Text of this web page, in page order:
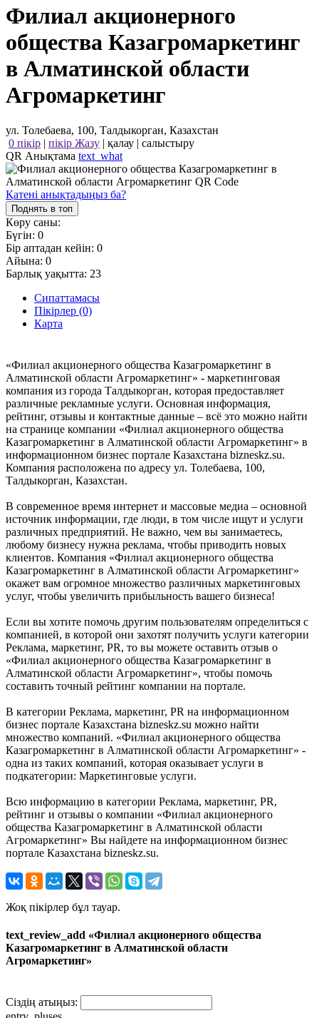
Филиал акционерного
общества Казагромаркетинг
в Алматинской области
Агромаркетинг
ул. Толебаева, 100, Талдыкорган, Казахстан
0 пікір | пікір Жазу | қалау | салыстыру
QR Анықтама text_what
Қатені анықтадыңыз ба?
Поднять в топ
Көру саны:
Бүгін: 0
Бір аптадан кейін: 0
Айына: 0
Барлық уақытта: 23
Сипаттамасы
Пікірлер (0)
Карта
«Филиал акционерного общества Казагромаркетинг в
Алматинской области Агромаркетинг» - маркетинговая
компания из города Талдыкорган, которая предоставляет
различные рекламные услуги. Основная информация,
рейтинг, отзывы и контактные данные – всё это можно найти
на странице компании «Филиал акционерного общества
Казагромаркетинг в Алматинской области Агромаркетинг» в
информационном бизнес портале Казахстана bizneskz.su.
Компания расположена по адресу ул. Толебаева, 100,
Талдыкорган, Казахстан.
В современное время интернет и массовые медиа – основной
источник информации, где люди, в том числе ищут и услуги
различных предприятий. Не важно, чем вы занимаетесь,
любому бизнесу нужна реклама, чтобы приводить новых
клиентов. Компания «Филиал акционерного общества
Казагромаркетинг в Алматинской области Агромаркетинг»
окажет вам огромное множество различных маркетинговых
услуг, чтобы увеличить прибыльность вашего бизнеса!
Если вы хотите помочь другим пользователям определиться с
компанией, в которой они захотят получить услуги категории
Реклама, маркетинг, PR, то вы можете оставить отзыв о
«Филиал акционерного общества Казагромаркетинг в
Алматинской области Агромаркетинг», чтобы помочь
составить точный рейтинг компании на портале.
В категории Реклама, маркетинг, PR на информационном
бизнес портале Казахстана bizneskz.su можно найти
множество компаний. «Филиал акционерного общества
Казагромаркетинг в Алматинской области Агромаркетинг» -
одна из таких компаний, которая оказывает услуги в
подкатегории: Маркетинговые услуги.
Всю информацию в категории Реклама, маркетинг, PR,
рейтинг и отзывы о компании «Филиал акционерного
общества Казагромаркетинг в Алматинской области
Агромаркетинг» Вы найдете на информационном бизнес
портале Казахстана bizneskz.su.
Жоқ пікірлер бұл тауар.
text_review_add «Филиал акционерного общества
Казагромаркетинг в Алматинской области
Агромаркетинг»
Сіздің атыңыз: